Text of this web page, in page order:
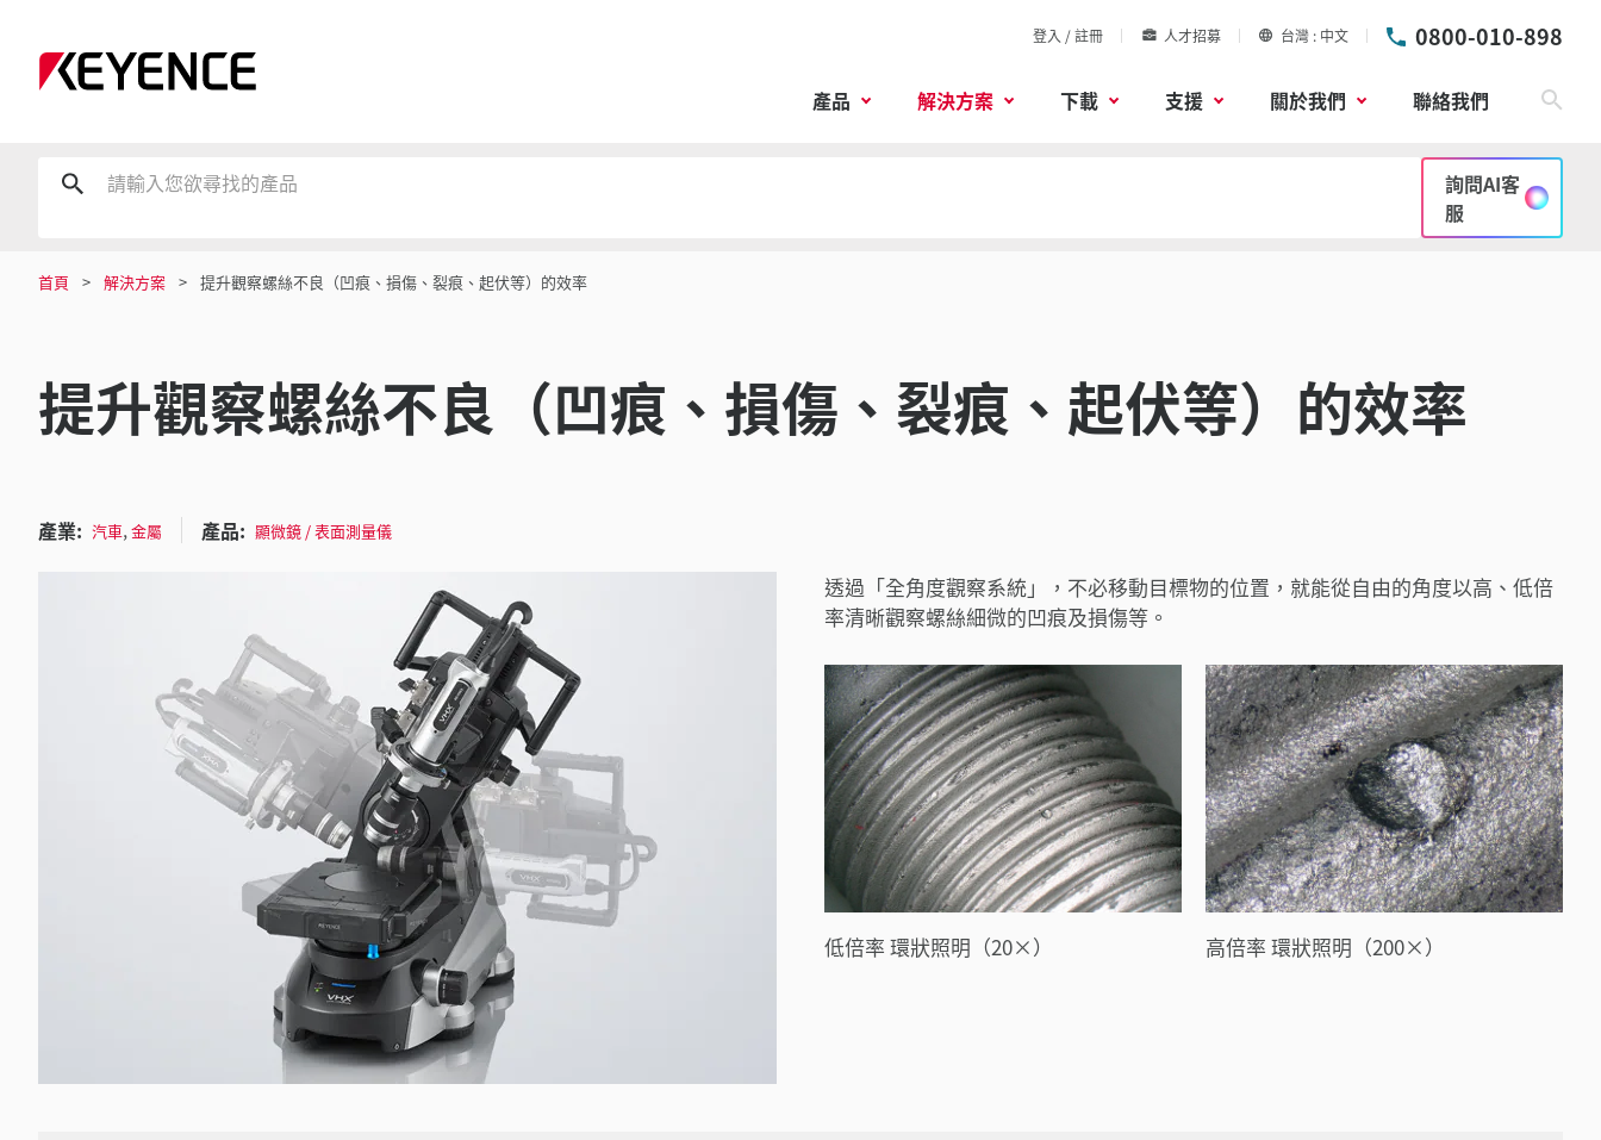
登入 / 註冊 人才招募 台灣 中文 0800-010-898
產品 解決方案 下載 支援 關於我們 聯絡我們
詢問AI客
服
首頁 解決方案 提升觀察螺絲不良（凹痕、損傷、裂痕、起伏等）的效率
提升觀察螺絲不良（凹痕、損傷、裂痕、起伏等）的效率
產業: 汽車, 金屬 產品: 顯微鏡 / 表面測量儀
透過「全角度觀察系統」，不必移動目標物的位置，就能從自由的角度以高、低倍
率清晰觀察螺絲細微的凹痕及損傷等。
低倍率 環狀照明（20×） 高倍率 環狀照明（200×）